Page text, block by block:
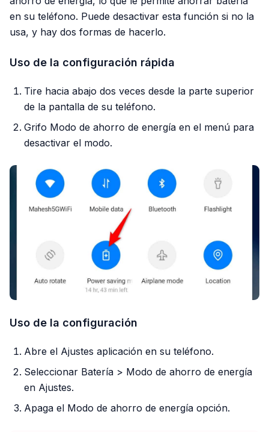
en su teléfono. Puede desactivar esta función si no la
usa, y hay dos formas de hacerlo.
Uso de la configuración rápida
Tire hacia abajo dos veces desde la parte superior
de la pantalla de su teléfono.
Grifo Modo de ahorro de energía en el menú para
desactivar el modo.
Uso de la configuración
Abre el Ajustes aplicación en su teléfono.
Seleccionar Batería > Modo de ahorro de energía
en Ajustes.
Apaga el Modo de ahorro de energía opción.